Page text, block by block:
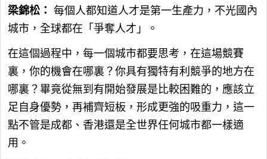
梁錦松： 每個人都知道人才是第一生產力，不光國內
城市，全球都在「爭奪人才」。
在這個過程中，每一個城市都要思考，在這場競賽
裏，你的機會在哪裏？你具有獨特有利競爭的地方在
哪裏？畢竟從無到有開始發展是比較困難的，應該立
足自身優勢，再補齊短板，形成更強的吸重力，這一
點不管是成都、香港還是全世界任何城市都一樣適
用。